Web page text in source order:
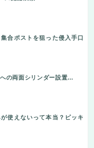
合ポストを狙った侵入手口
の両面シリンダー設置…
使えないって本当？ピッキ